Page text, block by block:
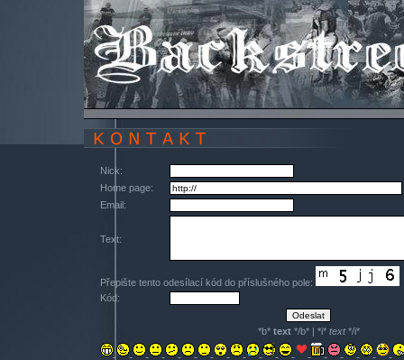
Nick:
Home page:
Email:
Text:
Přepište tento odesílací kód do příslušného pole:
Kód:
*b* text*/b* | *i* text*/i*